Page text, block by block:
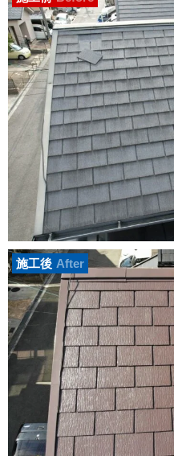
施工後 After